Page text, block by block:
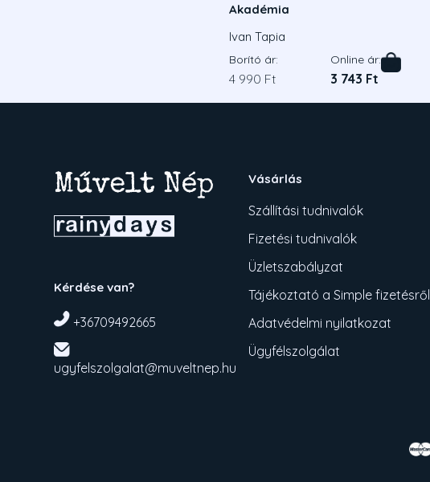
Akadémia
Ivan Tapia
Borító ár:
4 990 Ft
Online ár:
3 743 Ft
Kérdése van?
+36709492665
ugyfelszolgalat@muveltnep.hu
Vásárlás
Szállítási tudnivalók
Fizetési tudnivalók
Üzletszabályzat
Tájékoztató a Simple fizetésről
Adatvédelmi nyilatkozat
Ügyfélszolgálat